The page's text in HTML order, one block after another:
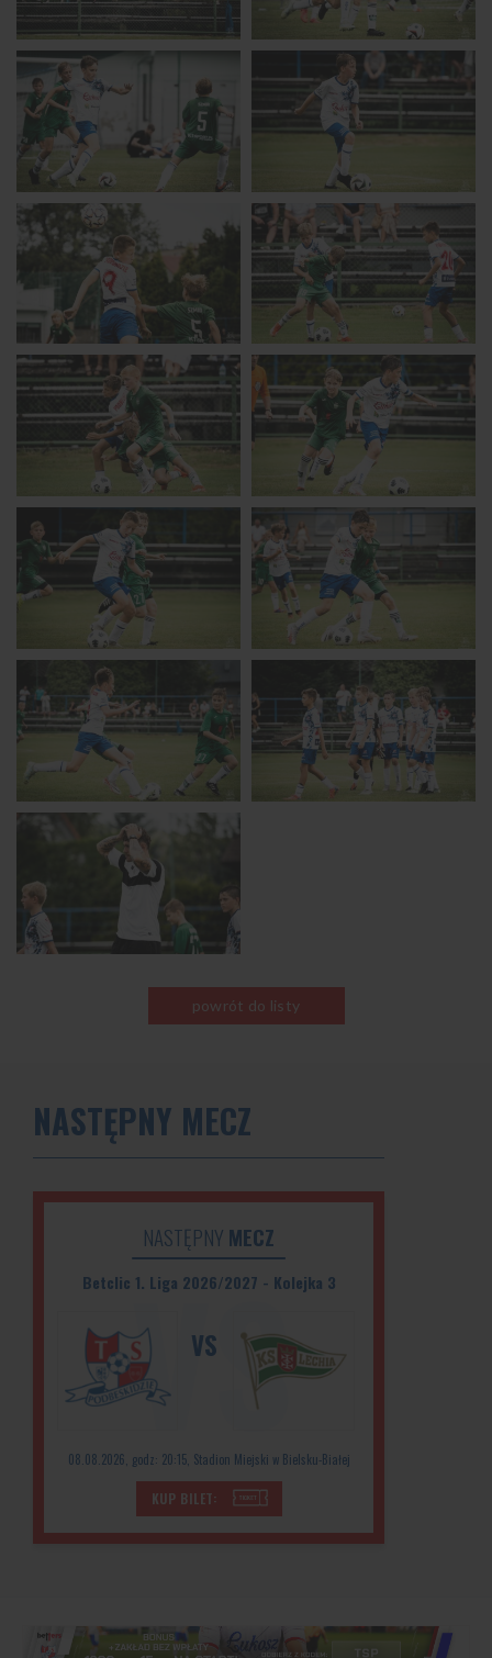
powrót do listy
NASTĘPNY MECZ
NASTĘPNY MECZ
Betclic 1. Liga 2026/2027 - Kolejka 3
VS
08.08.2026, godz: 20:15, Stadion Miejski w Bielsku-Białej
KUP BILET: